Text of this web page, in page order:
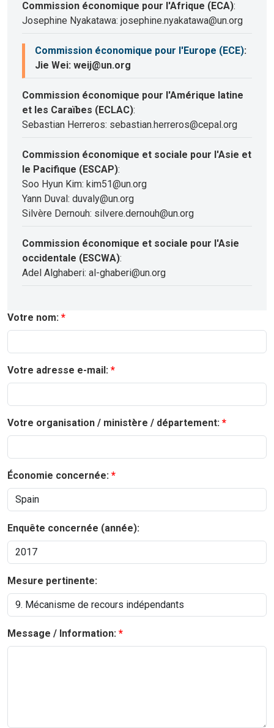
Commission économique pour l'Afrique (ECA):
Josephine Nyakatawa: josephine.nyakatawa@un.org
Commission économique pour l'Europe (ECE):
Jie Wei: weij@un.org
Commission économique pour l'Amérique latine
et les Caraïbes (ECLAC):
Sebastian Herreros: sebastian.herreros@cepal.org
Commission économique et sociale pour l'Asie et
le Pacifique (ESCAP):
Soo Hyun Kim: kim51@un.org
Yann Duval: duvaly@un.org
Silvère Dernouh: silvere.dernouh@un.org
Commission économique et sociale pour l'Asie
occidentale (ESCWA):
Adel Alghaberi: al-ghaberi@un.org
Votre nom:
Votre adresse e-mail:
Votre organisation / ministère / département:
Économie concernée:
Enquête concernée (année):
Mesure pertinente:
Message / Information: